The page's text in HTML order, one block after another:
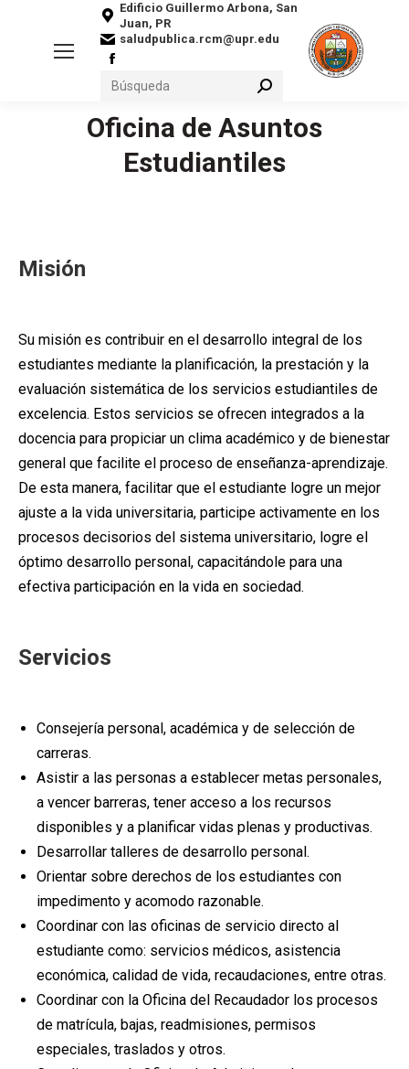
Edificio Guillermo Arbona, San
Juan, PR
saludpublica.rcm@upr.edu
Facebook
page
opens
in
new
Search:
Oficina de Asuntos
Estudiantiles
Misión
Su misión es contribuir en el desarrollo integral de los
estudiantes mediante la planificación, la prestación y la
evaluación sistemática de los servicios estudiantiles de
excelencia. Estos servicios se ofrecen integrados a la
docencia para propiciar un clima académico y de bienestar
general que facilite el proceso de enseñanza-aprendizaje.
De esta manera, facilitar que el estudiante logre un mejor
ajuste a la vida universitaria, participe activamente en los
procesos decisorios del sistema universitario, logre el
óptimo desarrollo personal, capacitándole para una
efectiva participación en la vida en sociedad.
Servicios
Consejería personal, académica y de selección de
carreras.
Asistir a las personas a establecer metas personales,
a vencer barreras, tener acceso a los recursos
disponibles y a planificar vidas plenas y productivas.
Desarrollar talleres de desarrollo personal.
Orientar sobre derechos de los estudiantes con
impedimento y acomodo razonable.
Coordinar con las oficinas de servicio directo al
estudiante como: servicios médicos, asistencia
económica, calidad de vida, recaudaciones, entre otras.
Coordinar con la Oficina del Recaudador los procesos
de matrícula, bajas, readmisiones, permisos
especiales, traslados y otros.